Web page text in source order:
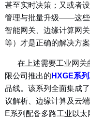
甚至实时决策；又或者
管理与批量升级——这些
智能网关、边缘计算网
等）才是正确的解决方案
在上述需要工业网关
限公司推出的 HXGE系列
品线。该系列全面集成
议解析、边缘计算及云
E系列配备多路工业以